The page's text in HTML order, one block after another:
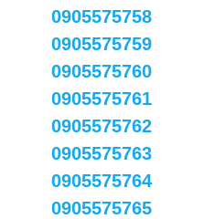
0905575758
0905575759
0905575760
0905575761
0905575762
0905575763
0905575764
0905575765